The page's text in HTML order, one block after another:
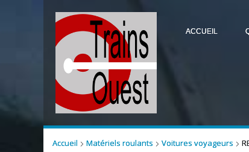
ACCUEIL
Accueil Matériels roulants Voitures voyageurs